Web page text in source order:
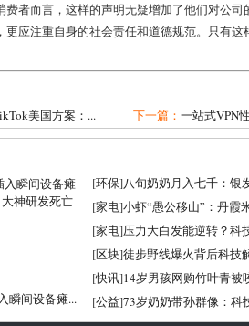
费者而言，这样的声明无疑增加了他们对公
更应注重自身的社会责任和道德规范。只有
美国方案：... 下一篇： 一站式VPN
瞬间设备瘫...
[环保]八旬奶奶月入七千：银
[家电]小虾“愚公移山”：丹霞
[家电]压力大白发能逆转？科
[区块]徒步野线爆火背后科技
[快讯]14岁男孩网购竹叶青被
[公益]73岁奶奶带孙群像：科